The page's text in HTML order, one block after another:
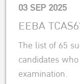
03 SEP 2025
EEBA
The list of 65
candidates
examination.